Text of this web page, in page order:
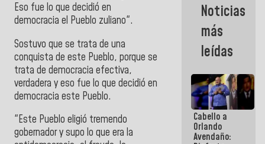
Eso fue lo que decidió en
democracia el Pueblo zuliano".
Sostuvo que se trata de una
conquista de este Pueblo, porque se
trata de democracia efectiva,
verdadera y eso fue lo que decidió en
democracia este Pueblo.
"Este Pueblo eligió tremendo
gobernador y supo lo que era la
baloncesto
por su
clasificación
a la
AmeriCup
2027
Noticias
más
leídas
Cabello a
Orlando
Avendaño: